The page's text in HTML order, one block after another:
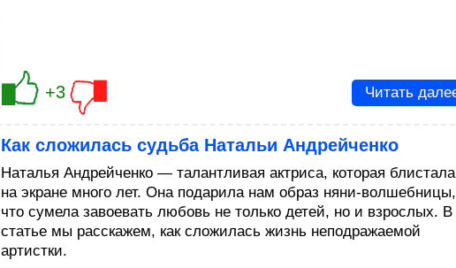
+3 Читать
Как сложилась судьба Натальи Андрейченко
Наталья Андрейченко — талантливая актриса, которая блистала
на экране много лет. Она подарила нам образ няни-волшебницы,
что сумела завоевать любовь не только детей, но и взрослых. В
статье мы расскажем, как сложилась жизнь неподражаемой
артистки.